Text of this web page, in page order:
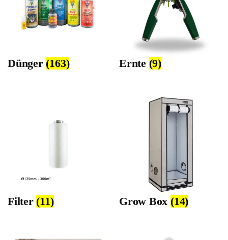
Dünger (163) Ernte (9)
Filter (11) Grow Box (14)